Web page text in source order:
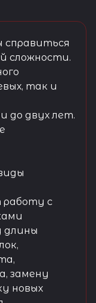
сложности.
так и
до двух лет.
работу с
длины
замену
новых